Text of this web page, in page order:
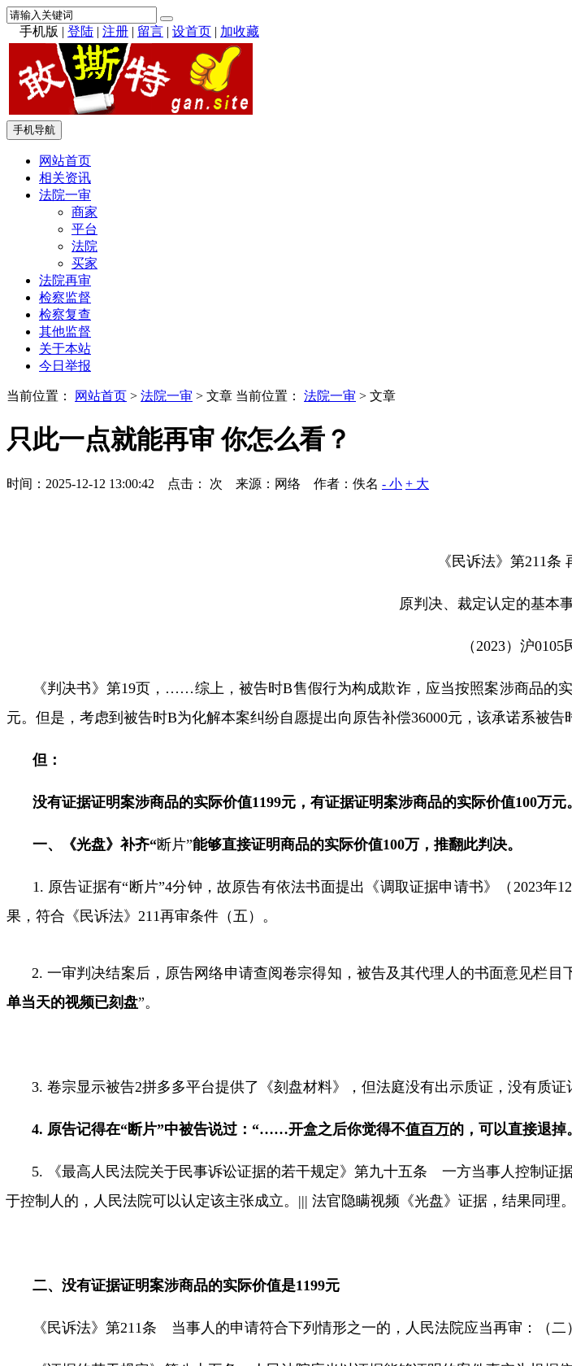
手机版 | 登陆 | 注册 | 留言 | 设首页 | 加收藏
手机导航
网站首页
相关资讯
法院一审
商家
平台
法院
买家
法院再审
检察监督
检察复查
其他监督
关于本站
今日举报
当前位置： 网站首页 > 法院一审 > 文章 当前位置： 法院一审 > 文章
只此一点就能再审 你怎么看？
时间：2025-12-12 13:00:42 点击： 次 来源：网络 作者：佚名 - 小 + 大
《民诉法》第211条
原判决、裁定认定的基本
（ 2023）沪0105
《判决书》第19页， ……综上，被告时B售假行为构成欺诈，应当按照案涉商品的
元。但是，考虑到被告时B为化解本案纠纷自愿提出向原告补偿36000元，该承诺系被告
但：
没有证据证明案涉商品的实际价值1199元，有证据证明案涉商品的实际价值100万元。
一、《光盘》补齐“断片”能够直接证明商品的实际价值100万，推翻此判决。
1. 原告证据有“断片”4分钟，故原告有依法书面提出《调取证据申请书》（ 2023年12
果，符合《民诉法》 211再审条件（五）。
2. 一审判决结案后，原告网络申请查阅卷宗得知，被告及其代理人的书面意见栏
单当天的视频已刻盘”。
3. 卷宗显示被告2拼多多平台提供了《刻盘材料》，但法庭没有出示质证，没有质证
4. 原告记得在“断片”中被告说过： “……开盒之后你觉得不值百万的，可以直接退掉
5.
《最高人民法院关于民事诉讼证据的若干规定》第九十五条 一方当事人控制证
于控制人的，人民法院可以认定该主张成立。 ||| 法官隐瞒视频《光盘》证据，结果同理。
二、 没有证据证明案涉商品的实际价值是1199元
《民诉法》第211条 当事人的申请符合下列情形之一的，人民法院应当再审：（二